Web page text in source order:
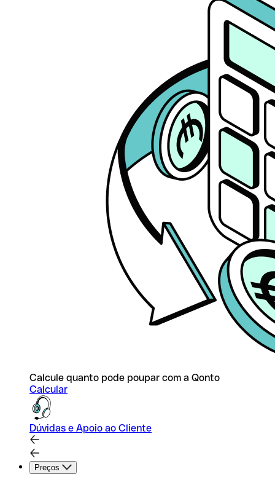
Calcule quanto pode poupar com a Qonto
Calcular
Dúvidas e Apoio ao Cliente
Preços